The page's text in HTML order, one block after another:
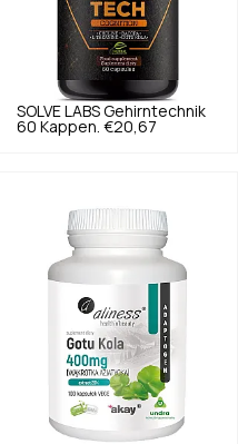
SOLVE LABS Gehirntechnik
60 Kappen. €20,67